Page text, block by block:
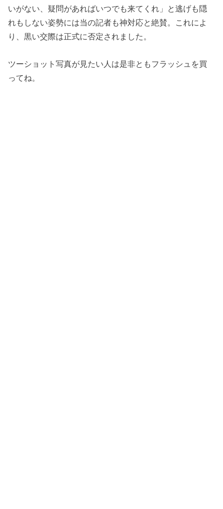
いがない、疑問があればいつでも来てくれ」と逃げも隠
れもしない姿勢には当の記者も神対応と絶賛。これによ
り、黒い交際は正式に否定されました。
ツーショット写真が見たい人は是非ともフラッシュを買
ってね。